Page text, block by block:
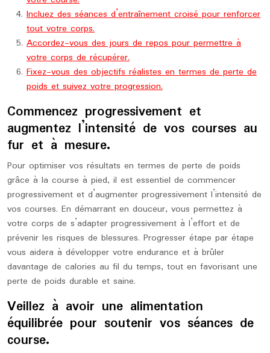
Incluez des séances d’entraînement croisé pour renforcer
tout votre corps.
Accordez-vous des jours de repos pour permettre à
votre corps de récupérer.
Fixez-vous des objectifs réalistes en termes de perte de
poids et suivez votre progression.
Commencez progressivement et
augmentez l’intensité de vos courses au
fur et à mesure.
Pour optimiser vos résultats en termes de perte de poids
grâce à la course à pied, il est essentiel de commencer
progressivement et d’augmenter progressivement l’intensité de
vos courses. En démarrant en douceur, vous permettez à
votre corps de s’adapter progressivement à l’effort et de
prévenir les risques de blessures. Progresser étape par étape
vous aidera à développer votre endurance et à brûler
davantage de calories au fil du temps, tout en favorisant une
perte de poids durable et saine.
Veillez à avoir une alimentation
équilibrée pour soutenir vos séances de
course.